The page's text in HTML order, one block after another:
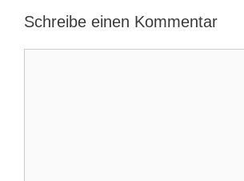
Schreibe einen Kommentar